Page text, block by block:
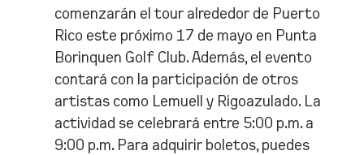
comenzarán el tour alrededor de Puerto
Rico este próximo 17 de mayo en Punta
Borinquen Golf Club. Además, el evento
contará con la participación de otros
artistas como Lemuell y Rigoazulado. La
actividad se celebrará entre 5:00 p.m. a
9:00 p.m. Para adquirir boletos, puedes